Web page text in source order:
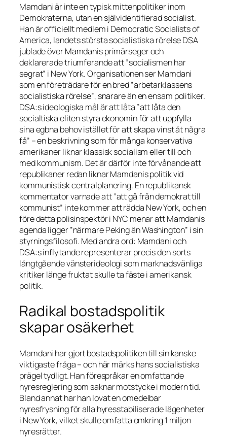
Mamdani är inte en typisk mittenpolitiker inom
Demokraterna, utan en självidentifierad socialist.
Han är officiellt medlem i Democratic Socialists of
America, landets största socialistiska rörelse DSA
jublade över Mamdanis primärseger och
deklarerade triumferande att ”socialismen har
segrat” i New York. Organisationen ser Mamdani
som en företrädare för en bred”arbetarklassens
socialistiska rörelse”, snarare än en ensam politiker.
DSA:s ideologiska mål är att låta ”att låta den
socialtiska elitenstyra ekonomin för att uppfylla
sina egbna behov istället för att skapa vinst åt några
få” – en beskrivning som för många konservativa
amerikaner liknar klassisk socialism eller till och
med kommunism. Det är därför inte förvånande att
republikaner redan liknar Mamdanis politik vid
kommunistisk centralplanering. En republikansk
kommentator varnade att”att gå från demokrat till
kommunist” inte kommer att rädda New York, och en
före detta polisinspektör i NYC menar att Mamdanis
agenda ligger”närmare Peking än Washington” i sin
styrningsfilosofi. Med andra ord: Mamdani och
DSA:s inflytande representerar precis den sorts
långtgående vänsterideologi som marknadsvänliga
kritiker länge fruktat skulle ta fäste i amerikansk
politik.
Radikal bostadspolitik
skapar osäkerhet
Mamdani har gjort bostadspolitiken till sin kanske
viktigaste fråga – och här märks hans socialistiska
prägel tydligt. Han förespråkar en omfattande
hyresreglering som saknar motstycke i modern tid.
Bland annat har han lovat en omedelbar
hyresfrysning för alla hyresstabiliserade lägenheter
i New York, vilket skulle omfatta omkring 1 miljon
hyresrätter.